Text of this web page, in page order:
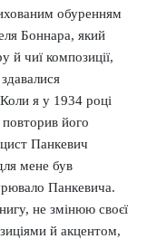
обуренням
Боннара, який
й чиї композиції,
я у 1934 році
його
Панкевич
мене був
Панкевича.
не змінюю своєї
й акцентом,